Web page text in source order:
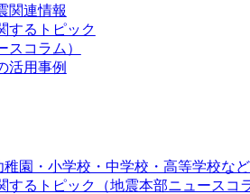
関連情報
するトピック
スコラム）
活用事例
園・小学校・中学校・高等学校な
するトピック（地震本部ニュースコ